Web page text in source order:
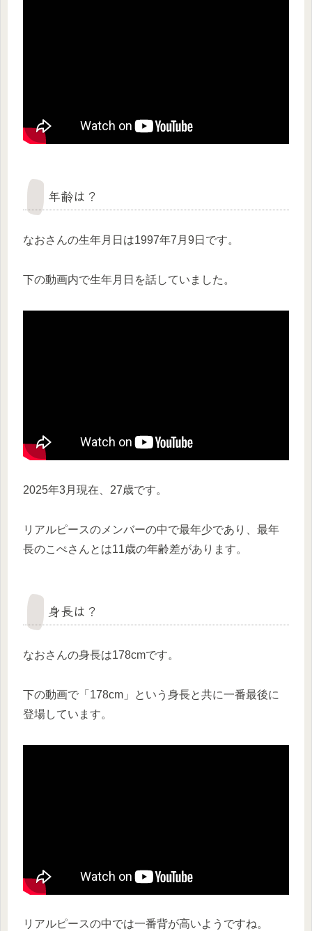
年齢は？
なおさんの生年月日は1997年7月9日です。
下の動画内で生年月日を話していました。
2025年3月現在、27歳です。
リアルピースのメンバーの中で最年少であり、最年
長のこぺさんとは11歳の年齢差があります。
身長は？
なおさんの身長は178cmです。
下の動画で「178cm」という身長と共に一番最後に
登場しています。
リアルピースの中では一番背が高いようですね。